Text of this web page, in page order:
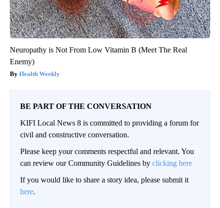
Neuropathy is Not From Low Vitamin B (Meet The Real
Enemy)
Health Weekly
BE PART OF THE CONVERSATION
KIFI Local News 8 is committed to providing a forum for
civil and constructive conversation.
Please keep your comments respectful and relevant. You
can review our Community Guidelines by clicking here
If you would like to share a story idea, please submit it
here.